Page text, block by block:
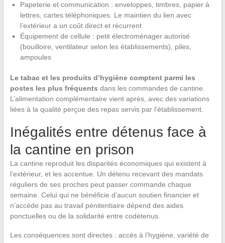
Papeterie et communication : enveloppes, timbres, papier à
lettres, cartes téléphoniques. Le maintien du lien avec
l’extérieur a un coût direct et récurrent
Équipement de cellule : petit électroménager autorisé
(bouilloire, ventilateur selon les établissements), piles,
ampoules
Le tabac et les produits d’hygiène comptent parmi les
postes les plus fréquents dans les commandes de cantine.
L’alimentation complémentaire vient après, avec des variations
liées à la qualité perçue des repas servis par l’établissement.
Inégalités entre détenus face à
la cantine en prison
La cantine reproduit les disparités économiques qui existent à
l’extérieur, et les accentue. Un détenu recevant des mandats
réguliers de ses proches peut passer commande chaque
semaine. Celui qui ne bénéficie d’aucun soutien financier et
n’accède pas au travail pénitentiaire dépend des aides
ponctuelles ou de la solidarité entre codétenus.
Les conséquences sont directes : accès à l’hygiène, variété de